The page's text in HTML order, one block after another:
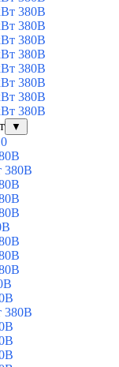
380В
380В
380В
380В
380В
380В
380В
380В
▼
380В
380В